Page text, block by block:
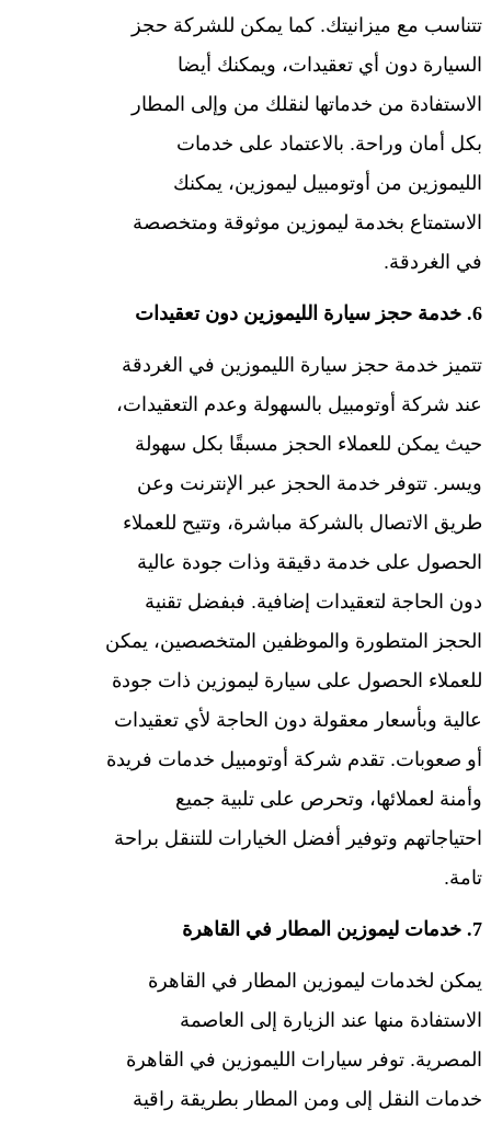
تتناسب مع ميزانيتك. كما يمكن للشركة حجز
السيارة دون أي تعقيدات، ويمكنك أيضا
الاستفادة من خدماتها لنقلك من وإلى المطار
بكل أمان وراحة. بالاعتماد على خدمات
الليموزين من أوتومبيل ليموزين، يمكنك
الاستمتاع بخدمة ليموزين موثوقة ومتخصصة
في الغردقة.
6. خدمة حجز سيارة الليموزين دون تعقيدات
تتميز خدمة حجز سيارة الليموزين في الغردقة
عند شركة أوتومبيل بالسهولة وعدم التعقيدات،
حيث يمكن للعملاء الحجز مسبقًا بكل سهولة
ويسر. تتوفر خدمة الحجز عبر الإنترنت وعن
طريق الاتصال بالشركة مباشرة، وتتيح للعملاء
الحصول على خدمة دقيقة وذات جودة عالية
دون الحاجة لتعقيدات إضافية. فبفضل تقنية
الحجز المتطورة والموظفين المتخصصين، يمكن
للعملاء الحصول على سيارة ليموزين ذات جودة
عالية وبأسعار معقولة دون الحاجة لأي تعقيدات
أو صعوبات. تقدم شركة أوتومبيل خدمات فريدة
وأمنة لعملائها، وتحرص على تلبية جميع
احتياجاتهم وتوفير أفضل الخيارات للتنقل براحة
تامة.
7. خدمات ليموزين المطار في القاهرة
يمكن لخدمات ليموزين المطار في القاهرة
الاستفادة منها عند الزيارة إلى العاصمة
المصرية. توفر سيارات الليموزين في القاهرة
خدمات النقل إلى ومن المطار بطريقة راقية